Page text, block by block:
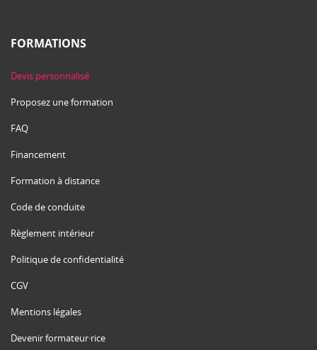
FORMATIONS
Devis personnalisé
Proposez une formation
FAQ
Financement
Formation à distance
Code de conduite
Règlement intérieur
Politique de confidentialité
CGV
Mentions légales
Devenir formateur·rice